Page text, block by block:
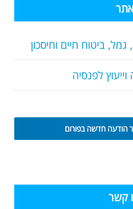
ביטוח חיים וחיסכון
לפנסיה
הודעה חדשה בפורום
קשר